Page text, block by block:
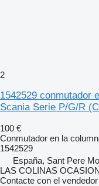
2
1542529 conmutador
Scania Serie P/G/R
100 €
Conmutador en la
1542529
España, Sant Pere
LAS COLINAS
Contacte con el vendedor